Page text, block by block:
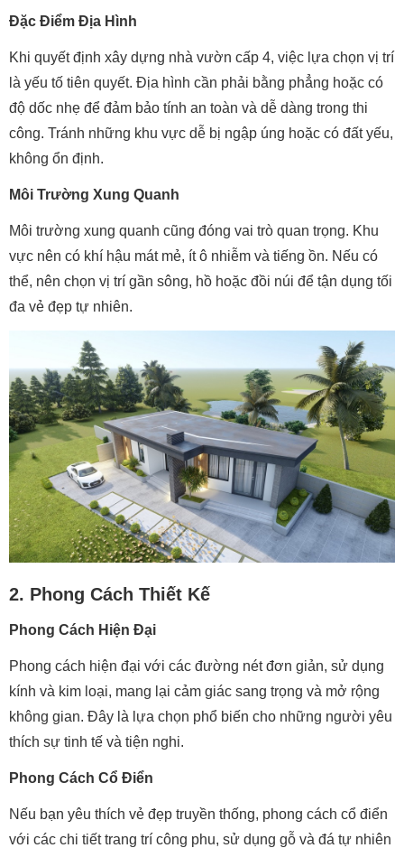
Đặc Điểm Địa Hình
Khi quyết định xây dựng nhà vườn cấp 4, việc lựa chọn vị trí
là yếu tố tiên quyết. Địa hình cần phải bằng phẳng hoặc có
độ dốc nhẹ để đảm bảo tính an toàn và dễ dàng trong thi
công. Tránh những khu vực dễ bị ngập úng hoặc có đất yếu,
không ổn định.
Môi Trường Xung Quanh
Môi trường xung quanh cũng đóng vai trò quan trọng. Khu
vực nên có khí hậu mát mẻ, ít ô nhiễm và tiếng ồn. Nếu có
thể, nên chọn vị trí gần sông, hồ hoặc đồi núi để tận dụng tối
đa vẻ đẹp tự nhiên.
2. Phong Cách Thiết Kế
Phong Cách Hiện Đại
Phong cách hiện đại với các đường nét đơn giản, sử dụng
kính và kim loại, mang lại cảm giác sang trọng và mở rộng
không gian. Đây là lựa chọn phổ biến cho những người yêu
thích sự tinh tế và tiện nghi.
Phong Cách Cổ Điển
Nếu bạn yêu thích vẻ đẹp truyền thống, phong cách cổ điển
với các chi tiết trang trí công phu, sử dụng gỗ và đá tự nhiên